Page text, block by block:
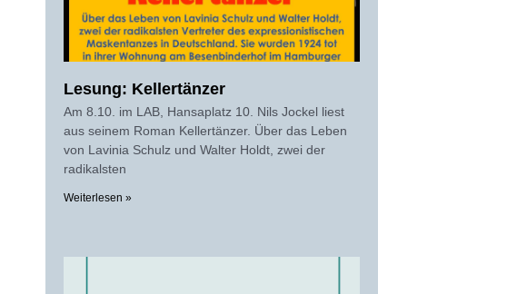
Lesung: Kellertänzer
Am 8.10. im LAB, Hansaplatz 10. Nils Jockel liest
aus seinem Roman Kellertänzer. Über das Leben
von Lavinia Schulz und Walter Holdt, zwei der
radikalsten
Weiterlesen »